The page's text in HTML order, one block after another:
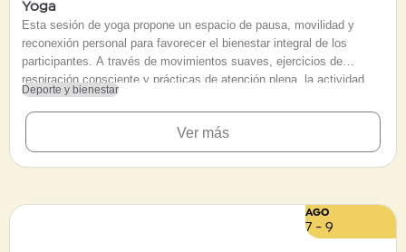
Yoga
Esta sesión de yoga propone un espacio de pausa, movilidad y
reconexión personal para favorecer el bienestar integral de los
participantes. A través de movimientos suaves, ejercicios de
respiración consciente y prácticas de atención plena, la actividad
busca liberar tensiones físicas y cultivar un estado de calma mental.
Diseñado para todas las edades y sin requisito de experiencia
previa, el encuentro invita a personas de distintos niveles a mejorar
su flexilidad y empezar la jornada desde el equilibrio. Se sugiere a
los asistentes acudir con ropa cómoda y llevar tapete personal para
Deporte y bienestar
Ver más
AGO
7 - 9